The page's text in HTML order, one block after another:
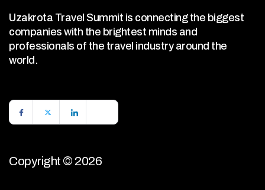
Uzakrota Travel Summit is connecting the biggest
companies with the brightest minds and
professionals of the travel industry around the
world.
Copyright © 2026